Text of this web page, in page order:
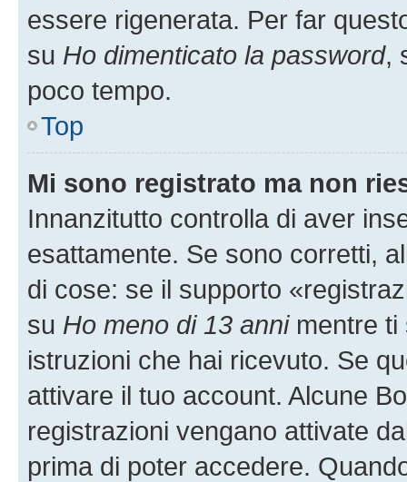
essere rigenerata. Per far
su Ho dimenticato la password,
poco tempo.
Top
Mi sono registrato ma non
Innanzitutto controlla di aver
esattamente. Se sono corretti,
di cose: se il supporto
su Ho meno di 13 annimentre ti
istruzioni che hai ricevuto. Se
attivare il tuo account. Alcune
registrazioni vengano attivate
prima di poter accedere.